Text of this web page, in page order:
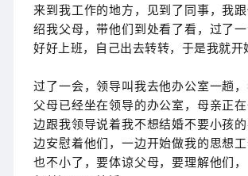
来到我工作的地方，见到了同事，我
绍我父母，带他们到处看了看，过了
好好上班，自己出去转转，于是我就开
过了一会，领导叫我去他办公室一趟
父母已经坐在领导的办公室，母亲正
边跟我领导说着我不想结婚不要小孩
边安慰着他们，一边开始做我的思想
也不小了，要体谅父母，要理解他们